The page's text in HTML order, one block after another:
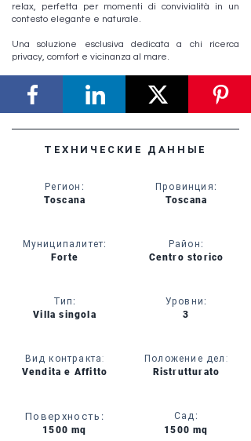
relax, perfetta per momenti di convivialità in un
contesto elegante e naturale.
Una soluzione esclusiva dedicata a chi ricerca
privacy, comfort e vicinanza al mare.
ТЕХНИЧЕСКИЕ ДАННЫЕ
Регион :
Toscana
Муниципалитет:
Forte
Тип:
Villa singola
Вид контракта:
Vendita e Affitto
Поверхность :
1500 mq
Провинция:
Toscana
Район:
Centro storico
Уровни:
3
Положение дел:
Ristrutturato
Сад:
1500 mq